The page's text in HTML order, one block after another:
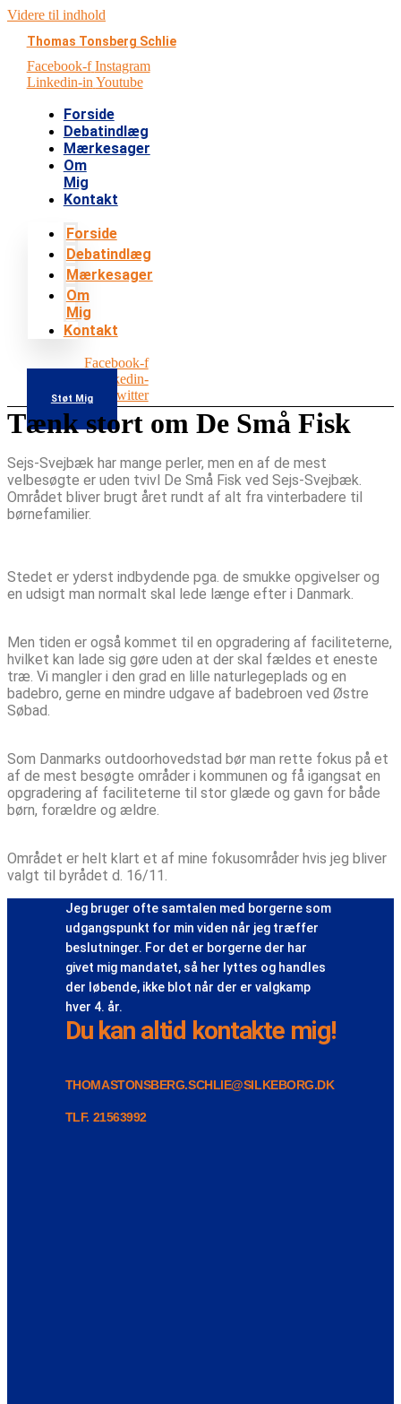
Videre til indhold
Thomas Tonsberg Schlie
Facebook-f Instagram
Linkedin-in Youtube
Forside
Debatindlæg
Mærkesager
Om
Mig
Kontakt
Forside
Debatindlæg
Mærkesager
Om
Mig
Kontakt
Facebook-f
Linkedin-
inYoutube Twitter
Støt Mig
Tænk stort om De Små Fisk
Sejs-Svejbæk har mange perler, men en af de mest
velbesøgte er uden tvivl De Små Fisk ved Sejs-Svejbæk.
Området bliver brugt året rundt af alt fra vinterbadere til
børnefamilier.
Stedet er yderst indbydende pga. de smukke opgivelser og
en udsigt man normalt skal lede længe efter i Danmark.
Men tiden er også kommet til en opgradering af faciliteterne,
hvilket kan lade sig gøre uden at der skal fældes et eneste
træ. Vi mangler i den grad en lille naturlegeplads og en
badebro, gerne en mindre udgave af badebroen ved Østre
Søbad.
Som Danmarks outdoorhovedstad bør man rette fokus på et
af de mest besøgte områder i kommunen og få igangsat en
opgradering af faciliteterne til stor glæde og gavn for både
børn, forældre og ældre.
Området er helt klart et af mine fokusområder hvis jeg bliver
valgt til byrådet d. 16/11.
Jeg bruger ofte samtalen med borgerne som
udgangspunkt for min viden når jeg træffer
beslutninger. For det er borgerne der har
givet mig mandatet, så her lyttes og handles
der løbende, ikke blot når der er valgkamp
hver 4. år.
Du kan altid kontakte mig!
THOMASTONSBERG.SCHLIE@SILKEBORG.DK
TLF. 21563992